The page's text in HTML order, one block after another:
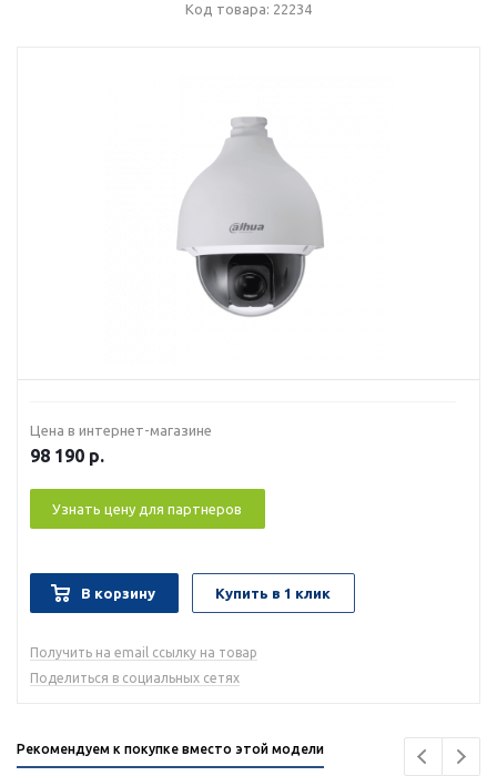
Код товара: 22234
Цена в интернет-магазине
98 190 р.
Узнать цену для партнеров
В корзину Купить в 1 клик
Получить на email ссылку на товар
Поделиться в социальных сетях
Рекомендуем к покупке вместо этой модели